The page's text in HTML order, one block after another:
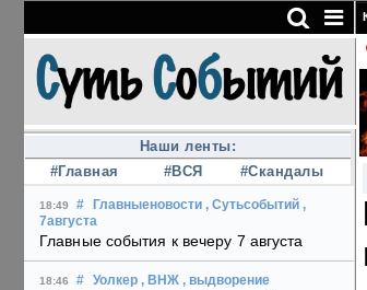
Наши ленты:
#Главная
#ВСЯ #Скандалы
18:49 # Главныеновости , Сутьсобытий ,
7августа
Главные события к вечеру 7 августа
18:46 # Уолкер , ВНЖ , выдворение